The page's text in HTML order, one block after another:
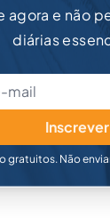
agora e não
diárias
Inscrever
gratuitos. Não